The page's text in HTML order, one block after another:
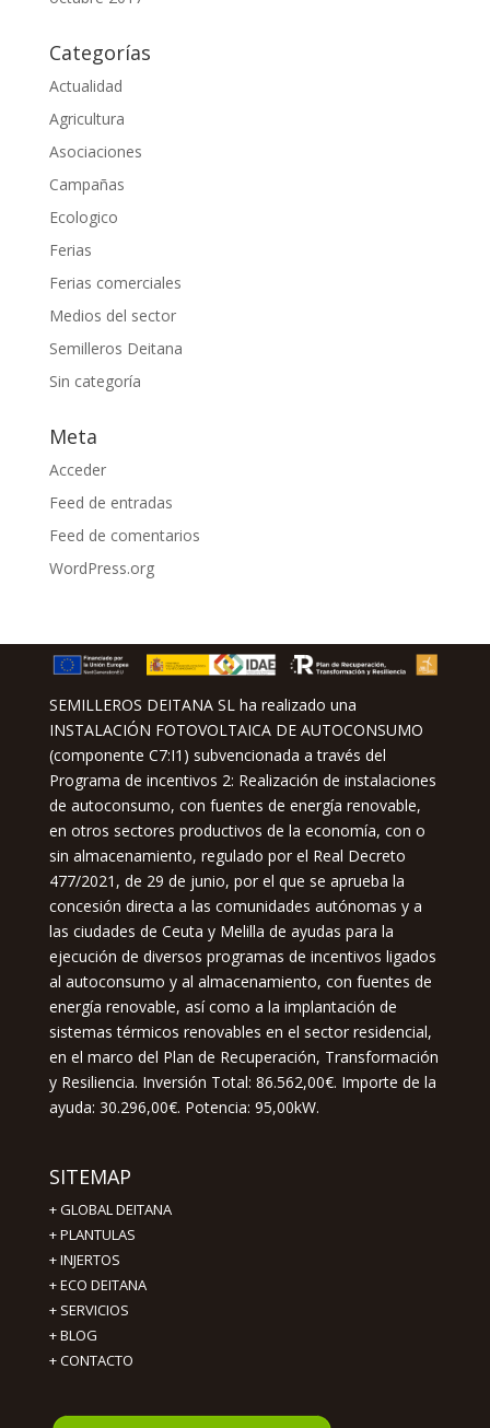
Categorías
Actualidad
Agricultura
Asociaciones
Campañas
Ecologico
Ferias
Ferias comerciales
Medios del sector
Semilleros Deitana
Sin categoría
Meta
Acceder
Feed de entradas
Feed de comentarios
WordPress.org
SEMILLEROS DEITANA SL ha realizado una
INSTALACIÓN FOTOVOLTAICA DE AUTOCONSUMO
(componente C7:I1) subvencionada a través del
Programa de incentivos 2: Realización de instalaciones
de autoconsumo, con fuentes de energía renovable,
en otros sectores productivos de la economía, con o
sin almacenamiento, regulado por el Real Decreto
477/2021, de 29 de junio, por el que se aprueba la
concesión directa a las comunidades autónomas y a
las ciudades de Ceuta y Melilla de ayudas para la
ejecución de diversos programas de incentivos ligados
al autoconsumo y al almacenamiento, con fuentes de
energía renovable, así como a la implantación de
sistemas térmicos renovables en el sector residencial,
en el marco del Plan de Recuperación, Transformación
y Resiliencia. Inversión Total: 86.562,00€. Importe de la
ayuda: 30.296,00€. Potencia: 95,00kW.
SITEMAP
+GLOBAL DEITANA
+PLANTULAS
+INJERTOS
+ECO DEITANA
+ SERVICIOS
+BLOG
+CONTACTO